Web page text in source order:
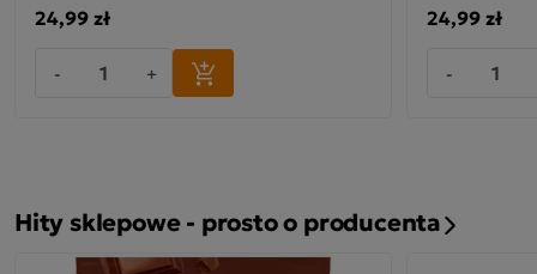
24,99 zł
- +
24,99 zł
-
Hity sklepowe - prosto o producenta